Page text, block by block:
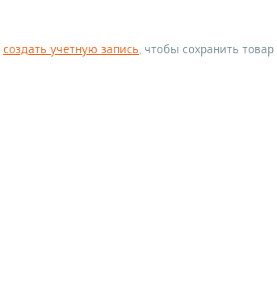
создать учетную запись, чтобы сохранить товар